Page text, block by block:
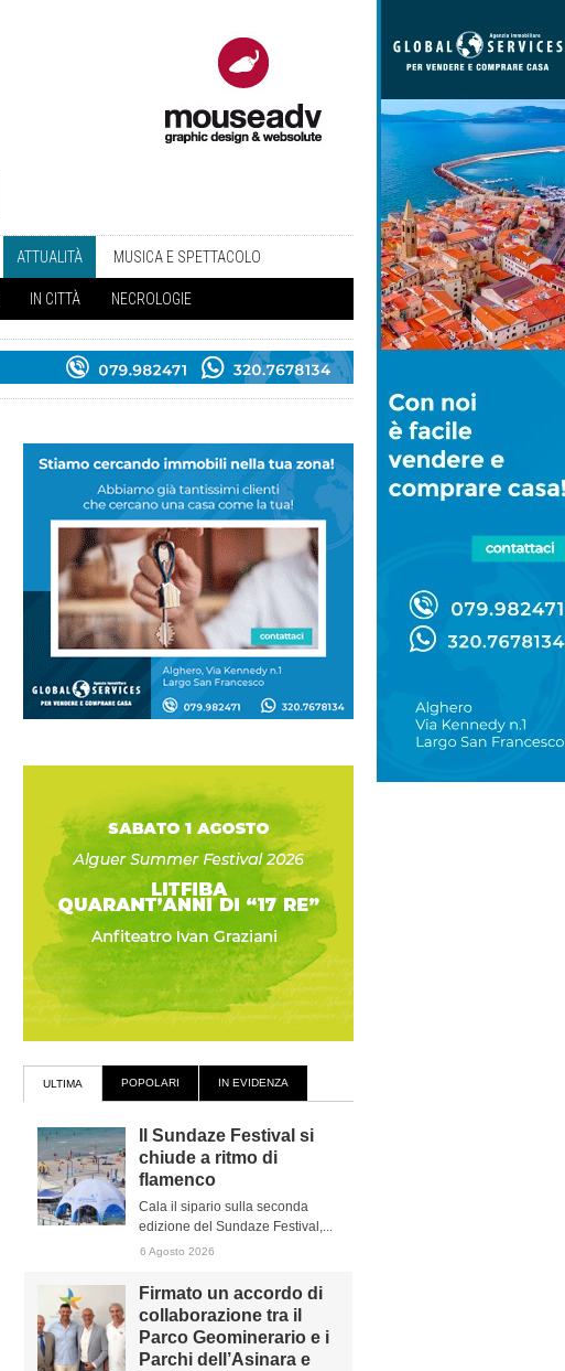
ATTUALITÀ MUSICA E SPETTACOLO
IN CITTÀ NECROLOGIE
ULTIMA POPOLARI IN EVIDENZA
Il Sundaze Festival si
chiude a ritmo di
flamenco
Cala il sipario sulla seconda
edizione del Sundaze Festival,...
6 Agosto 2026
Firmato un accordo di
collaborazione tra il
Parco Geominerario e i
Parchi dell’Asinara e